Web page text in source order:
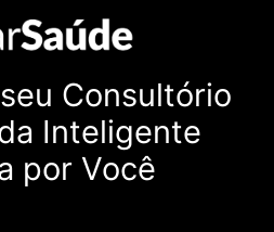
Consultório
Inteligente
por Você